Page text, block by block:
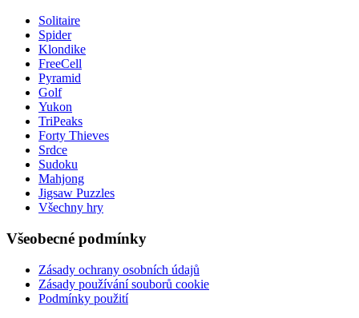
Solitaire
Spider
Klondike
FreeCell
Pyramid
Golf
Yukon
TriPeaks
Forty Thieves
Srdce
Sudoku
Mahjong
Jigsaw Puzzles
Všechny hry
Všeobecné podmínky
Zásady ochrany osobních údajů
Zásady používání souborů cookie
Podmínky použití